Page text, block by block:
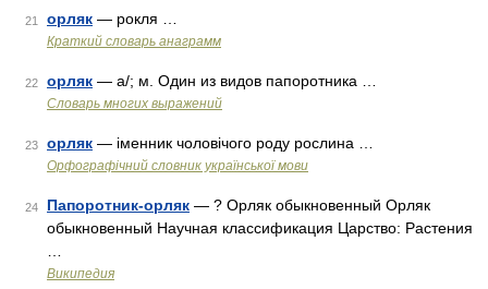
21 орляк — рокля …
Краткий словарь анаграмм
22 орляк — а/; м. Один из видов папоротника …
Словарь многих выражений
23 орляк — іменник чоловічого роду рослина …
Орфографічний словник української мови
24 Папоротник-орляк — ? Орляк обыкновенный Орляк
обыкновенный Научная классификация Царство: Растения
Википедия